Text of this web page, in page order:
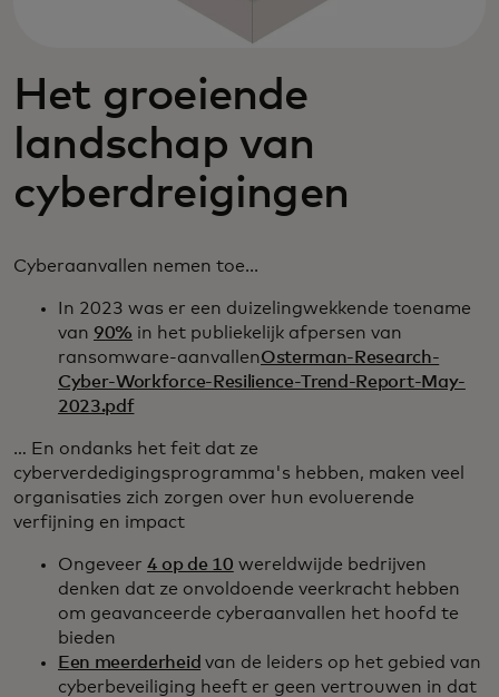
Het groeiende
landschap van
cyberdreigingen
Cyberaanvallen nemen toe...
In 2023 was er een duizelingwekkende toename
van 90% in het publiekelijk afpersen van
ransomware-aanvallenOsterman-Research-
Cyber-Workforce-Resilience-Trend-Report-May-
2023.pdf
… En ondanks het feit dat ze
cyberverdedigingsprogramma's hebben, maken veel
organisaties zich zorgen over hun evoluerende
verfijning en impact
Ongeveer 4 op de 10 wereldwijde bedrijven
denken dat ze onvoldoende veerkracht hebben
om geavanceerde cyberaanvallen het hoofd te
bieden
Een meerderheid van de leiders op het gebied van
cyberbeveiliging heeft er geen vertrouwen in dat